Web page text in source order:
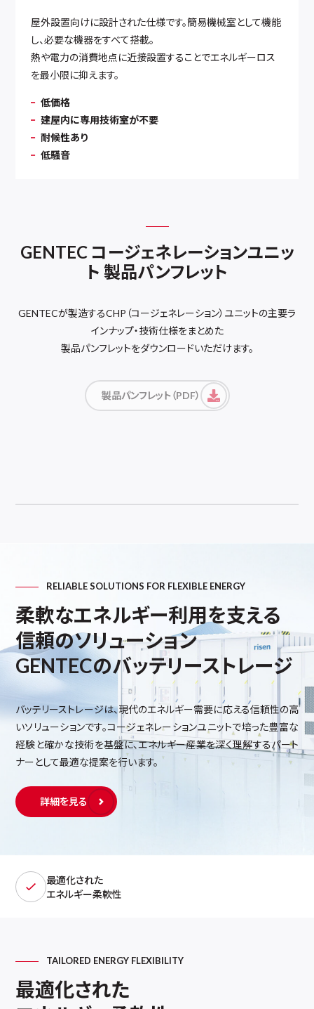
屋外設置向けに設計された仕様です。簡易機械室として機能
し、必要な機器をすべて搭載。
熱や電力の消費地点に近接設置することでエネルギーロス
を最小限に抑えます。
低価格
建屋内に専用技術室が不要
耐候性あり
低騒音
GENTEC コージェネレーションユニッ
ト 製品パンフレット
GENTECが製造するCHP（コージェネレーション）ユニットの主要ラ
インナップ・技術仕様をまとめた
製品パンフレットをダウンロードいただけます。
製品パンフレット（PDF）
RELIABLE SOLUTIONS FOR FLEXIBLE ENERGY
柔軟なエネルギー利用を支える
信頼のソリューション
GENTECのバッテリーストレージ
バッテリーストレージは、現代のエネルギー需要に応える信頼性の高
いソリューションです。コージェネレーションユニットで培った豊富な
経験と確かな技術を基盤に、エネルギー産業を深く理解するパート
ナーとして最適な提案を行います。
詳細を見る
最適化された
エネルギー柔軟性
TAILORED ENERGY FLEXIBILITY
最適化された